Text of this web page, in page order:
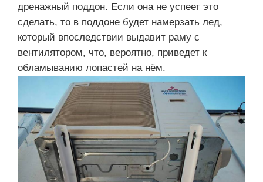
дренажный поддон. Если она не успеет это
сделать, то в поддоне будет намерзать лед,
который впоследствии выдавит раму с
вентилятором, что, вероятно, приведет к
обламыванию лопастей на нём.